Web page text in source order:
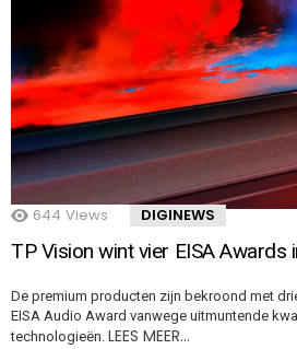
644 Views DIGINEWS
TP Vision wint vier EISA Awards
De premium producten zijn bekroond met
EISA Audio Award vanwege uitmuntende
technologieën. LEES MEER…